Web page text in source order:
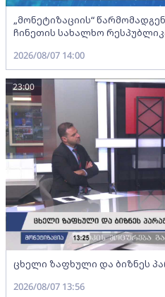
„მონეტიზაციის“
ჩინეთის სახალხო
2026/08/07 14:00
ცხელი ზაფხული და ბიზნეს
23:00
2026/08/07 13:56